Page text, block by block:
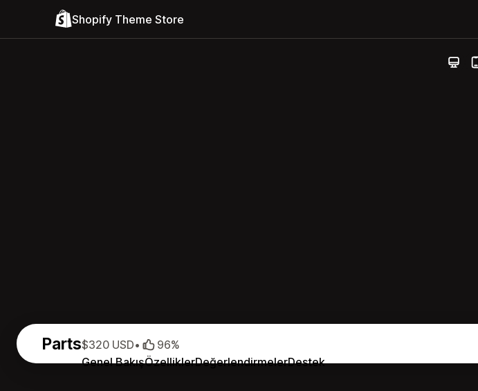
Shopify Theme Store
Parts
Genel BakışÖzelliklerDeğerlendirmelerDestek
$320 USD• 96%